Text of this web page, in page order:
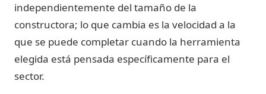
independientemente del tamaño de la
constructora; lo que cambia es la velocidad a la
que se puede completar cuando la herramienta
elegida está pensada específicamente para el
sector.